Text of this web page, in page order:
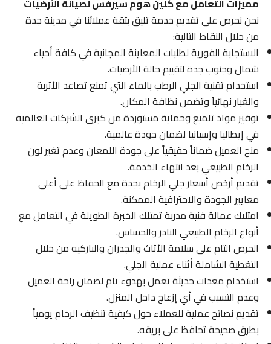
نحن نحرص على تقديم خدمة تليق بثقة عملائنا في مدينة جدة
من خلال النقاط التالية:
الاستجابة الفورية لطلبات المعاينة المجانية في كافة أحياء
شمال وجنوب جدة لتقييم حالة الأرضيات.
استخدام تقنية الجلي الرطب بالماء التي تمنع تصاعد الأتربة
والغبار نهائياً وتضمن نظافة المكان.
توفير مواد تلميع وحماية مستوردة من كبرى الشركات العالمية
في إيطاليا وإسبانيا لضمان جودة عالمية.
منح العميل ضماناً حقيقياً على جودة اللمعان وعدم تغير لون
الرخام الطبيعي بعد انتهاء الخدمة.
تقديم أرخص أسعار جلي الرخام بجدة مع الحفاظ على أعلى
معايير الجودة والاحترافية الممكنة.
امتلاك عمالة فنية مدربة تمتلك الخبرة الطويلة في التعامل مع
أنواع الرخام الطبيعي النادر والحساس.
الحرص التام على سلامة الأثاث والجدران والباركيه من خلال
التغطية الشاملة أثناء عملية الجلي.
استخدام معدات حديثة تعمل بهدوء تام لضمان راحة العميل
وعدم التسبب في أي إزعاج داخل المنزل.
تقديم نصائح عملية للعملاء حول كيفية تنظيف الرخام يومياً
بطرق صحيحة تحافظ على بريقه.